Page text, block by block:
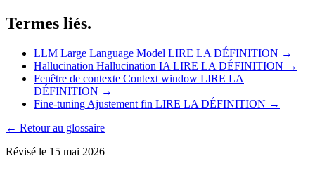
Termes liés.
LLM Large Language Model LIRE LA DÉFINITION →
Hallucination Hallucination IA LIRE LA DÉFINITION →
Fenêtre de contexte Context window LIRE LA
DÉFINITION →
Fine-tuning Ajustement fin LIRE LA DÉFINITION →
← Retour au glossaire
Révisé le 15 mai 2026